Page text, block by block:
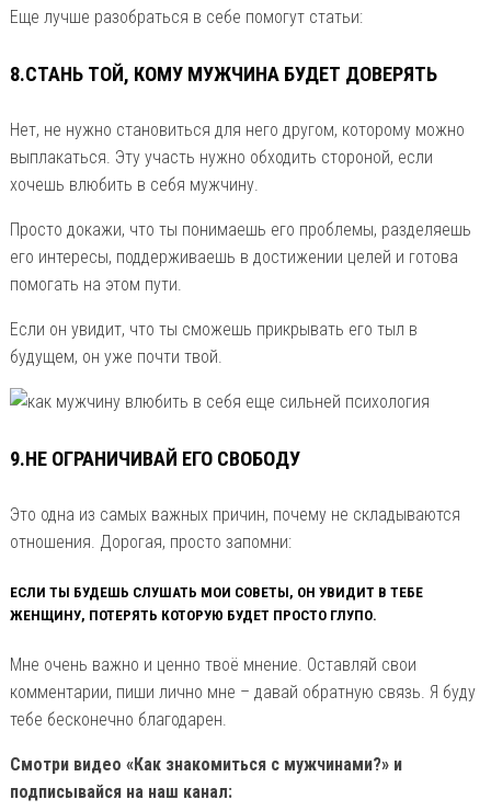
Еще лучше разобраться в себе помогут статьи:
8.СТАНЬ ТОЙ, КОМУ МУЖЧИНА БУДЕТ ДОВЕРЯТЬ
Нет, не нужно становиться для него другом, которому можно
выплакаться. Эту участь нужно обходить стороной, если
хочешь влюбить в себя мужчину.
Просто докажи, что ты понимаешь его проблемы, разделяешь
его интересы, поддерживаешь в достижении целей и готова
помогать на этом пути.
Если он увидит, что ты сможешь прикрывать его тыл в
будущем, он уже почти твой.
9.НЕ ОГРАНИЧИВАЙ ЕГО СВОБОДУ
Это одна из самых важных причин, почему не складываются
отношения. Дорогая, просто запомни:
ЕСЛИ ТЫ БУДЕШЬ СЛУШАТЬ МОИ СОВЕТЫ, ОН УВИДИТ В ТЕБЕ
ЖЕНЩИНУ, ПОТЕРЯТЬ КОТОРУЮ БУДЕТ ПРОСТО ГЛУПО.
Мне очень важно и ценно твоё мнение. Оставляй свои
комментарии, пиши лично мне – давай обратную связь. Я буду
тебе бесконечно благодарен.
Смотри видео «Как знакомиться с мужчинами?» и
подписывайся на наш канал: